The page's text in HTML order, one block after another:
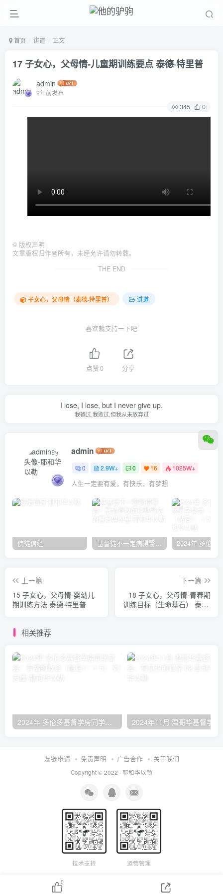
首页 讲道 正文
17 子女心，父母情-儿童期训练要点 泰德·特里普
admin
2年前发布
345 0
© 版权声明
文章版权归作者所有，未经允许请勿转载。
THE END
子女心，父母情（泰德·特里普） 讲道
喜欢就支持一下吧
点赞0 分享
I lose, I lose, but I never give up.
我输过,我败过,但我从未放弃过
admin
0 2.9W+ 0 16 1025W+
人生一定要有爱，有快乐，有梦想
使徒信经 基督徒不一定病得醫治？寇紹恩牧師談基督徒的醫治與盼望
上一篇
15 子女心，父母情-婴幼儿
期训练方法 泰德·特里普
下一篇
18 子女心，父母情-青春期
训练目标（生命基石） 泰德·
相关推荐
2024年 多伦多基督学房同学聚会：有福的教会（帖后1：1-5） 刘志雄
友链申请 免责声明 广告合作 关于我们
Copyright © 2022 · 耶和华以勒
技术支持 运营管理
0